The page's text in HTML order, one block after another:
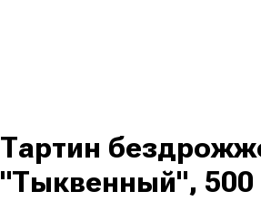
Тартин
"Тыквенный", 500